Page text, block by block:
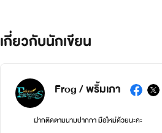
เกี่ยวกับนักเขียน
Frog / พริ้มเภา
ฝากติดตามนามปากกา มือใหม่ด้วยนะคะ